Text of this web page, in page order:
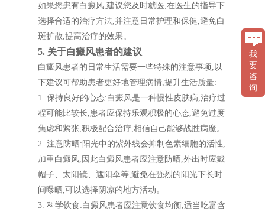
如果您患有白癜风,建议您及时就医,在医生的指导下
选择合适的治疗方法,并注意日常护理和保健,避免白
斑扩散,提高治疗的效果。
5. 关于白癜风患者的建议
白癜风患者的日常生活需要一些特殊的注意事项,以
下建议可帮助患者更好地管理病情,提升生活质量:
1. 保持良好的心态:白癜风是一种慢性皮肤病,治疗过
程可能比较长,患者应保持乐观积极的心态,避免过度
焦虑和紧张,积极配合治疗,相信自己能够战胜病魔。
2. 注意防晒:阳光中的紫外线会抑制色素细胞的活性,
加重白癜风,因此白癜风患者应注意防晒,外出时应戴
帽子、太阳镜、遮阳伞等,避免在强烈的阳光下长时
间曝晒,可以选择阴凉的地方活动。
3. 科学饮食:白癜风患者应注意饮食均衡,适当吃富含
我
要
咨
询